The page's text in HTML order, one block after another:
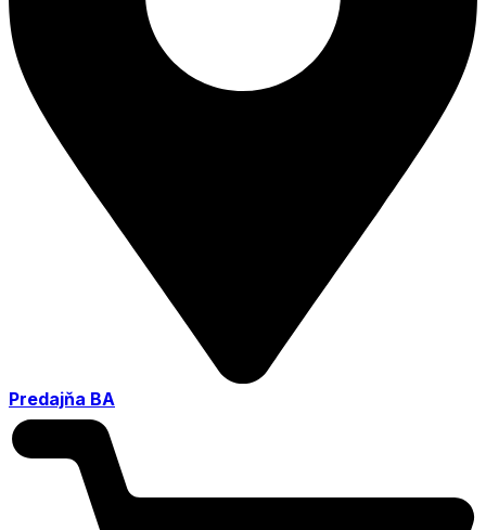
Predajňa BA